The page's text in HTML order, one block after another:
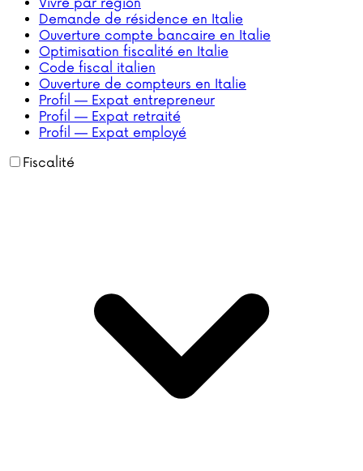
Vivre par région
Demande de résidence en Italie
Ouverture compte bancaire en Italie
Optimisation fiscalité en Italie
Code fiscal italien
Ouverture de compteurs en Italie
Profil — Expat entrepreneur
Profil — Expat retraité
Profil — Expat employé
Fiscalité